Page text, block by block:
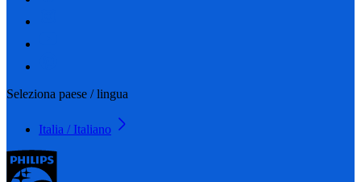
Seleziona paese / lingua
Italia / Italiano